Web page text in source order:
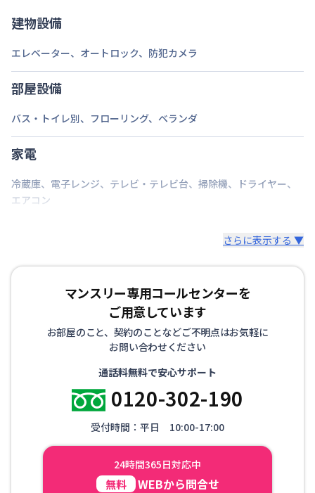
交通
福岡市七隈線天神南駅
駐車場
あり(空き要確認)
次回更新日
情報更新日 2026年7月26日
建物設備
エレベーター、 オートロック、 防犯カメラ
部屋設備
バス・トイレ別、 フローリング、 ベランダ
家電
冷蔵庫、 電子レンジ、 テレビ・テレビ台、 掃除機、 ドライヤー、
エアコン
さらに表示する ▼
マンスリー専用コールセンターを
ご用意しています
お部屋のこと、契約のことなどご不明点はお気軽に
お問い合わせください
通話料無料で安心サポート
0120-302-190
受付時間：平日 10:00-17:00
24時間365日対応中
無料 WEBから問合せ